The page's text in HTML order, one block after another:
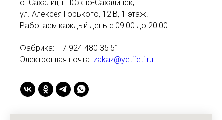
о. Сахалин, г. Южно-Сахалинск,
ул. Алексея Горького, 12 В, 1 этаж.
Работаем каждый день с 09:00 до 20:00.
Фабрика: + 7 924 480 35 51
Электронная почта: zakaz@yetifeti.ru